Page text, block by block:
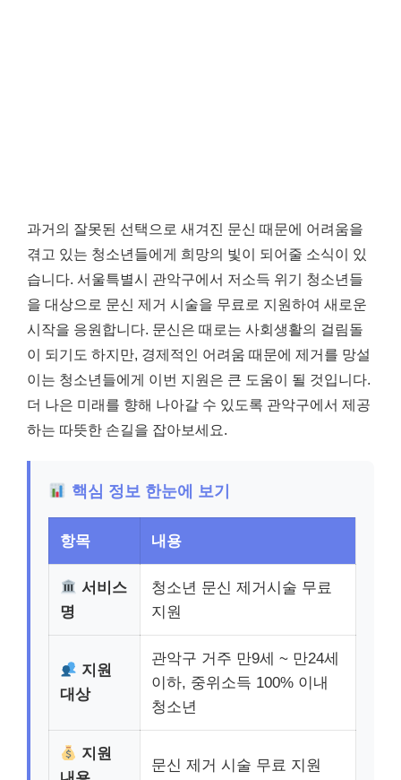
과거의 잘못된 선택으로 새겨진 문신 때문에 어려움을
겪고 있는 청소년들에게 희망의 빛이 되어줄 소식이 있
습니다. 서울특별시 관악구에서 저소득 위기 청소년들
을 대상으로 문신 제거 시술을 무료로 지원하여 새로운
시작을 응원합니다. 문신은 때로는 사회생활의 걸림돌
이 되기도 하지만, 경제적인 어려움 때문에 제거를 망설
이는 청소년들에게 이번 지원은 큰 도움이 될 것입니다.
더 나은 미래를 향해 나아갈 수 있도록 관악구에서 제공
하는 따뜻한 손길을 잡아보세요.
핵심 정보 한눈에 보기
항목 내용
서비스
명
청소년 문신 제거시술 무료
지원
지원
대상
관악구 거주 만9세 ~ 만24세
이하, 중위소득 100% 이내
청소년
지원
문신 제거 시술 무료 지원